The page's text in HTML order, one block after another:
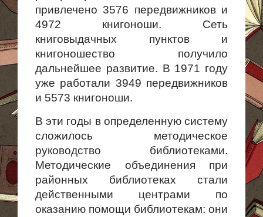
привлечено 3576 передвижников и
4972 книгоноши. Сеть
книговыдачных пунктов и
книгоношество получило
дальнейшее развитие. В 1971 году
уже работали 3949 передвижников
и 5573 книгоноши.
В эти годы в определенную систему
сложилось методическое
руководство библиотеками.
Методические объединения при
районных библиотеках стали
действенными центрами по
оказанию помощи библиотекам: они